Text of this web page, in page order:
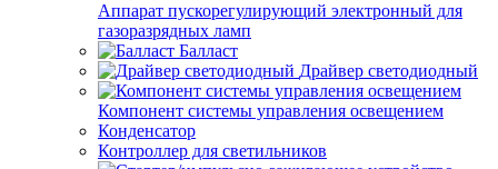
Аппарат пускорегулирующий электронный для
газоразрядных ламп
Балласт
Драйвер светодиодный
Компонент системы управления освещением
Конденсатор
Контроллер для светильников